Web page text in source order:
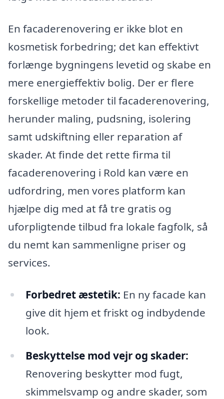
En facaderenovering er ikke blot en
kosmetisk forbedring; det kan effektivt
forlænge bygningens levetid og skabe en
mere energieffektiv bolig. Der er flere
forskellige metoder til facaderenovering,
herunder maling, pudsning, isolering
samt udskiftning eller reparation af
skader. At finde det rette firma til
facaderenovering i Rold kan være en
udfordring, men vores platform kan
hjælpe dig med at få tre gratis og
uforpligtende tilbud fra lokale fagfolk, så
du nemt kan sammenligne priser og
services.
Forbedret æstetik: En ny facade kan
give dit hjem et friskt og indbydende
look.
Beskyttelse mod vejr og skader:
Renovering beskytter mod fugt,
skimmelsvamp og andre skader, som